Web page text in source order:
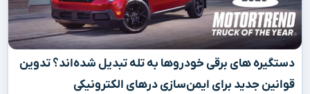
دستگیره‌ های برقی خودروها به تله تبدیل شده‌اند؟ تدوین
قوانین جدید برای ایمن‌سازی درهای الکترونیکی